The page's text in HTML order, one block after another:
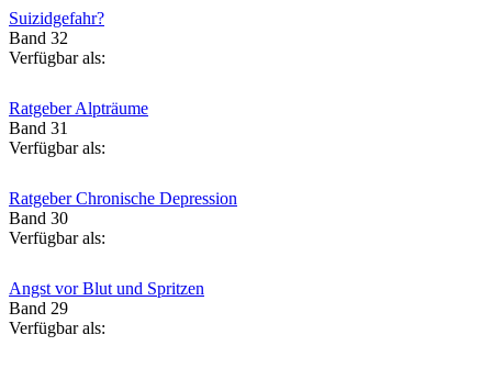
Suizidgefahr?
Band 32
Verfügbar als:
Ratgeber Alpträume
Band 31
Verfügbar als:
Ratgeber Chronische Depression
Band 30
Verfügbar als:
Angst vor Blut und Spritzen
Band 29
Verfügbar als: